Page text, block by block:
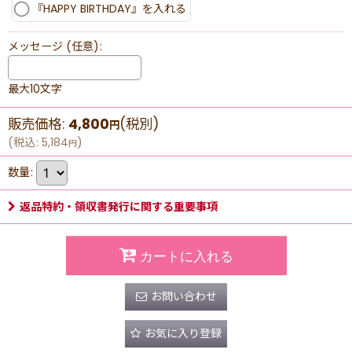
『HAPPY BIRTHDAY』を入れる
メッセージ (任意):
最大10文字
販売価格: 4,800円(税別)
(税込: 5,184円)
数量:
返品特約・領収書発行に関する重要事項
カートに入れる
お問い合わせ
お気に入り登録